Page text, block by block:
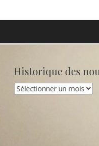
Historique des
Historique